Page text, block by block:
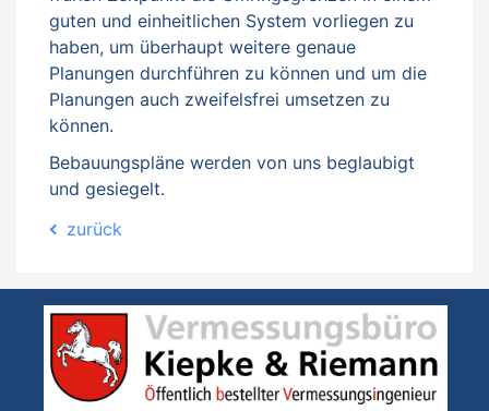
guten und einheitlichen System vorliegen zu
haben, um überhaupt weitere genaue
Planungen durchführen zu können und um die
Planungen auch zweifelsfrei umsetzen zu
können.
Bebauungspläne werden von uns beglaubigt
und gesiegelt.
zurück